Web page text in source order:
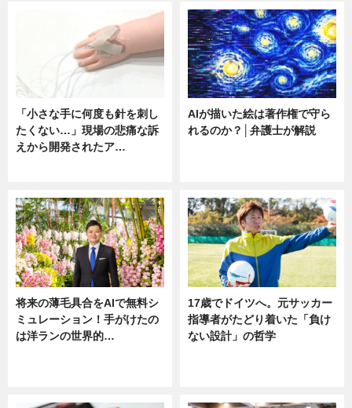
「小さな手に何度も針を刺し
たくない…」現場の悲痛な訴
えから開発されたア…
AIが描いた絵は著作権で守ら
れるのか？│弁護士が解説
将来の薄毛具合をAIで無料シ
ミュレーション！手がけたの
は洋ランの世界的…
17歳でドイツへ。元サッカー
指導者がたどり着いた「負け
ない設計」の哲学